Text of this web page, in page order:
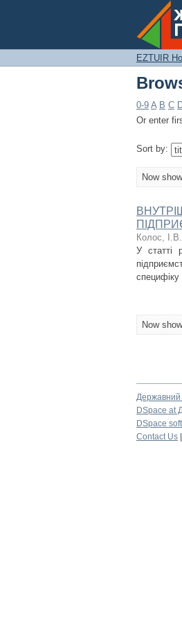
EZTUIR
0-9 A B C
Or enter
Sort by:
Now
Колос, І.В.
У статті
специфіку
Now
Державний
DSpace at
DSpace
Contact Us